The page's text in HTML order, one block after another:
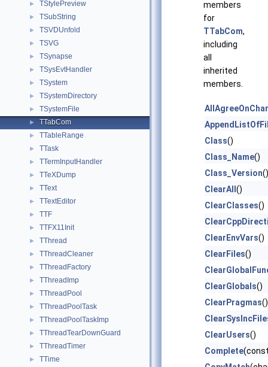
► TStylePreview
► TSubString
► TSVDUnfold
► TSVG
► TSynapse
► TSysEvtHandler
► TSystem
► TSystemDirectory
► TSystemFile
► TTabCom
► TTableRange
► TTask
► TTermInputHandler
► TTeXDump
► TText
► TTextEditor
► TTF
► TTFX11Init
► TThread
► TThreadCleaner
► TThreadFactory
► TThreadImp
► TThreadPool
► TThreadPoolTask
► TThreadPoolTaskImp
► TThreadTearDownGuard
► TThreadTimer
► TTime
members
for
TTabCom,
including
all
inherited
members.
AllAgreeOnChar
Class()
Class_Name()
Class_Version()
ClearAll ()
ClearClasses()
ClearEnvVars()
ClearFiles()
ClearGlobals()
ClearPragmas()
ClearUsers()
Complete